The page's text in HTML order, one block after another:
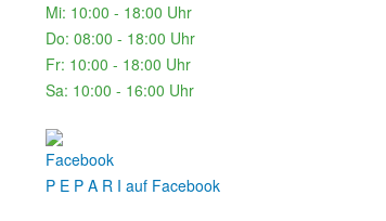
Mi: 10:00 - 18:00 Uhr
Do: 08:00 - 18:00 Uhr
Fr: 10:00 - 18:00 Uhr
Sa: 10:00 - 16:00 Uhr
P E P A R I auf Facebook